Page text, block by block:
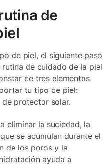
de
de piel, el siguiente paso
de cuidado de la piel
de tres elementos
tu tipo de piel:
protector solar.
eliminar la suciedad, la
se acumulan durante el
de los poros y la
ayuda a